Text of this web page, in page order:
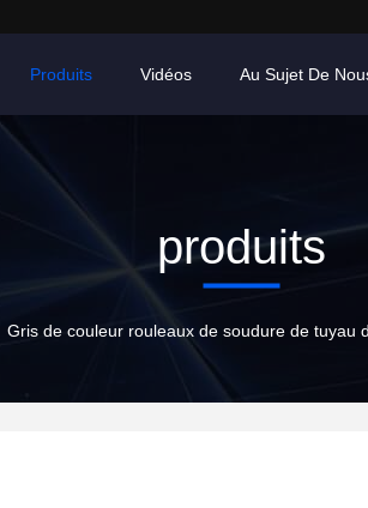
Produits Vidéos Au Sujet De
produits
Gris de couleur rouleaux de soudure de tuyau